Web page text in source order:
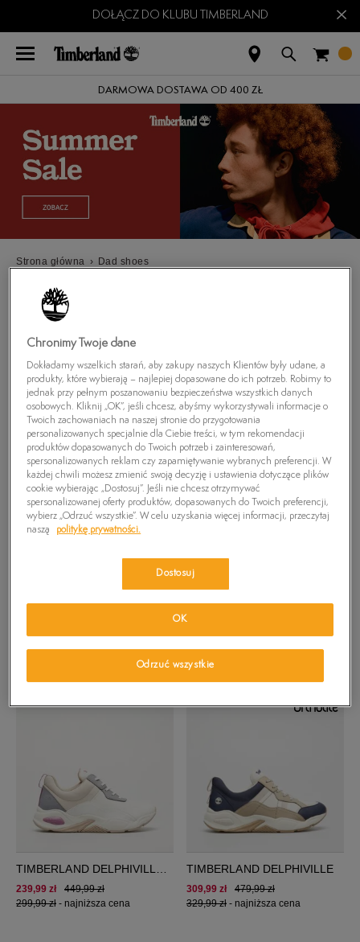
DOŁĄCZ DO KLUBU TIMBERLAND ×
DARMOWA DOSTAWA OD 400 ZŁ
Strona główna › Dad shoes
DAD SHOES TIMBERLAND
ROZWIŃ FILTRY
REKOMENDOWANE ▾
449,99 zł
249,99 zł
449,99 zł
219,99 zł
279,99 zł
TIMBERLAND DELPHIVILLE
LOW LACE UP SNEAKER
449,99 zł
239,99 zł
299,99 zł - najniższa cena
TIMBERLAND DELPHIVILLE
479,99 zł
309,99 zł
329,99 zł - najniższa cena
Chronimy Twoje dane
Dokładamy wszelkich starań, aby zakupy naszych Klientów były udane, a
produkty, które wybierają – najlepiej dopasowane do ich potrzeb. Robimy to
jednak przy pełnym poszanowaniu bezpieczeństwa wszystkich danych
osobowych. Kliknij „OK”, jeśli chcesz, abyśmy wykorzystywali informacje o
Twoich zachowaniach na naszej stronie do przygotowania
personalizowanych specjalnie dla Ciebie treści, w tym rekomendacji
produktów dopasowanych do Twoich potrzeb i zainteresowań,
spersonalizowanych reklam czy zapamiętywanie wybranych preferencji. W
każdej chwili możesz zmienić swoją decyzję i ustawienia dotyczące plików
cookie wybierając „Dostosuj”. Jeśli nie chcesz otrzymywać
spersonalizowanej oferty produktów, dopasowanych do Twoich preferencji,
wybierz „Odrzuć wszystkie”. W celu uzyskania więcej informacji, przeczytaj
naszą
politykę prywatności.
Dostosuj
Odrzuć wszystkie
OK